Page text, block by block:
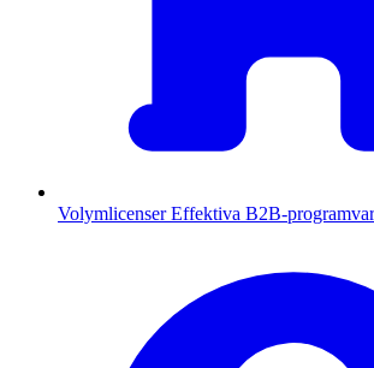
Volymlicenser Effektiva B2B-